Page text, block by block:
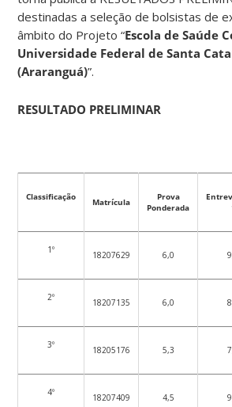
destinadas a seleção de bolsistas de
âmbito do Projeto “Escola de Saúde
Universidade Federal de Santa
(Araranguá)”.
RESULTADO PRELIMINAR
Classificação Matrícula
Prova
Ponderada
1º 18207629 6,0
2º 18207135 6,0
3º 18205176 5,3
4º 18207409 4,5